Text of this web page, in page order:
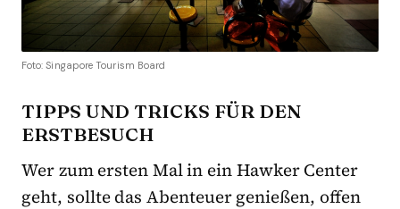
Foto: Singapore Tourism Board
TIPPS UND TRICKS FÜR DEN
ERSTBESUCH
Wer zum ersten Mal in ein Hawker Center
geht, sollte das Abenteuer genießen, offen